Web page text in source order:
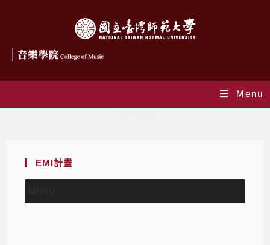
Menu
EMI計畫